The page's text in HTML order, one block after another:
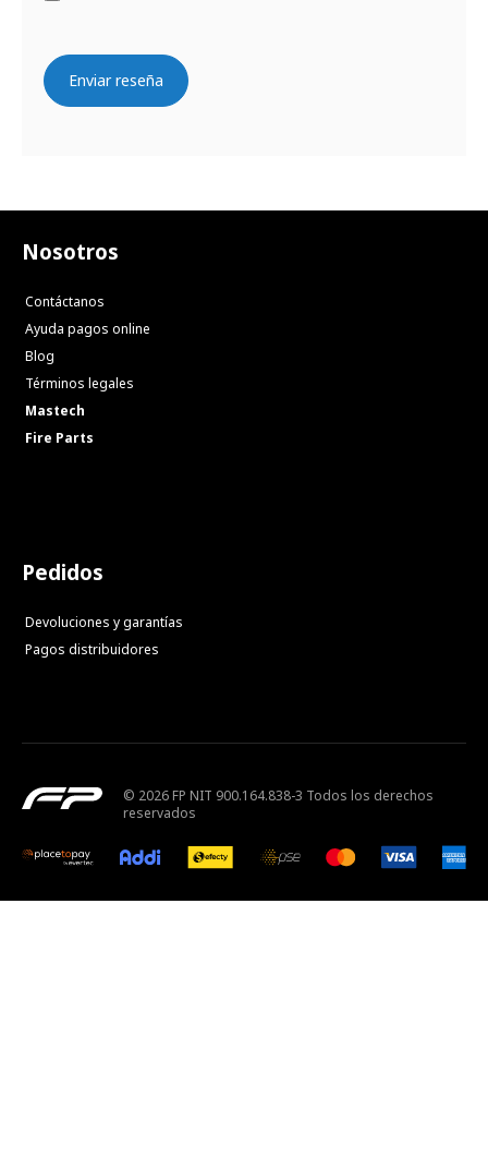
Enviar reseña
Nosotros
Contáctanos
Ayuda pagos online
Blog
Términos legales
Mastech
Fire Parts
Pedidos
Devoluciones y garantías
Pagos distribuidores
© 2026 FP NIT 900.164.838-3 Todos los derechos
reservados